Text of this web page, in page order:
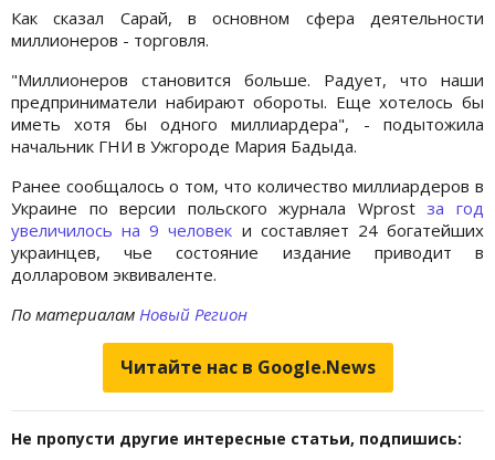
Как сказал Сарай, в основном сфера деятельности
миллионеров - торговля.
"Миллионеров становится больше. Радует, что наши
предприниматели набирают обороты. Еще хотелось бы
иметь хотя бы одного миллиардера", - подытожила
начальник ГНИ в Ужгороде Мария Бадыда.
Ранее сообщалось о том, что количество миллиардеров в
Украине по версии польского журнала Wprostза год
увеличилось на 9 человек и составляет 24 богатейших
украинцев, чье состояние издание приводит в
долларовом эквиваленте.
По материалам Новый Регион
Читайте нас в Google.News
Не пропусти другие интересные статьи, подпишись: